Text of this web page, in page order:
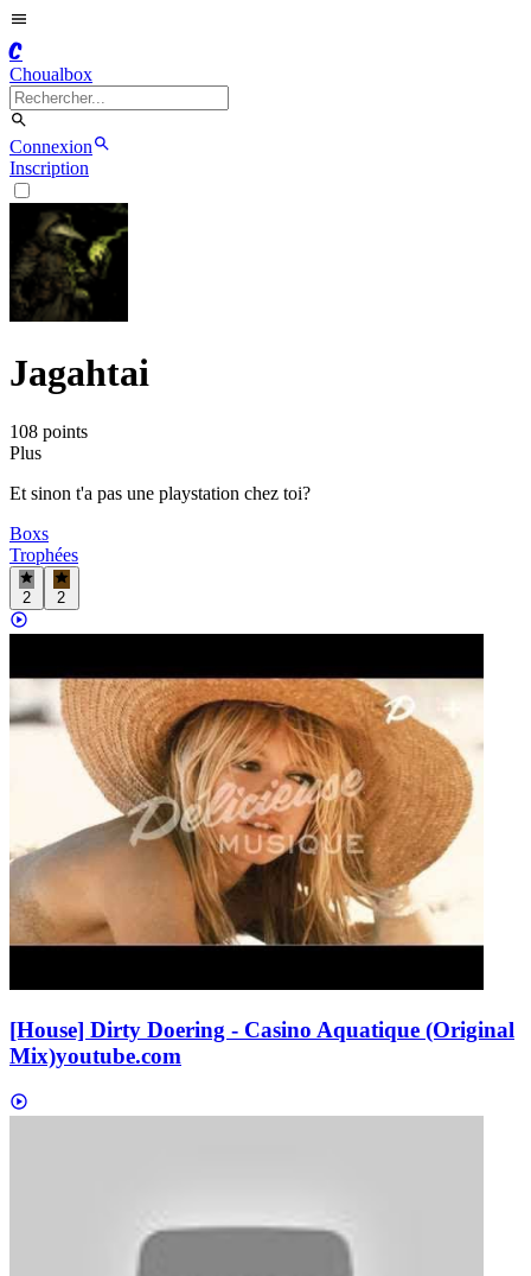
C
Choualbox
Connexion
Inscription
Jagahtai
108 points
Plus
Et sinon t'a pas une playstation chez toi?
Boxs
Trophées
2 2
[House] Dirty Doering - Casino Aquatique (Original
Mix)youtube.com